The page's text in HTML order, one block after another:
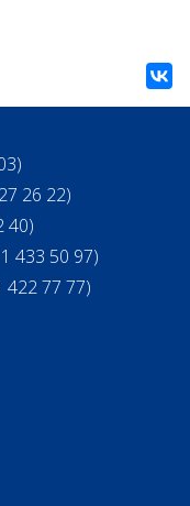
26 22)
40)
433 50 97)
422 77 77)